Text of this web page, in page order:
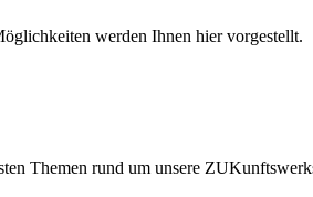
werden Ihnen hier vorgestellt.
Themen rund um unsere